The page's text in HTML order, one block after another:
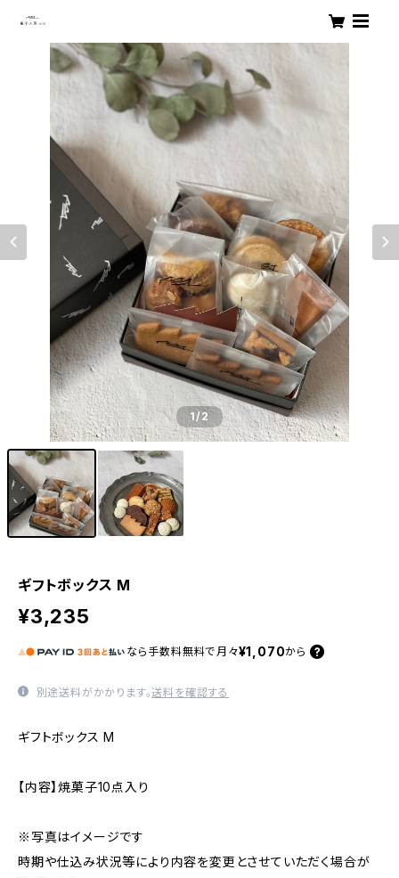
1/2
ギフトボックス M
¥3,235
なら 手数料無料で 月々¥1,070から
別途送料がかかります。送料を確認する
ギフトボックス M
【内容】焼菓子10点入り
※写真はイメージです
時期や仕込み状況等により内容を変更とさせていただく場合が